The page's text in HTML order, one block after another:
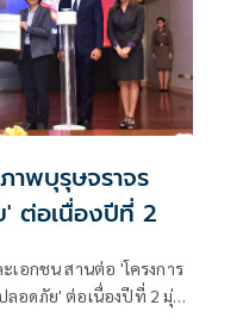
าพบุรุษจราจร
ประชาชนสัญจรปลอดภัย' ต่อเนื่องปีที่ 2
เอกชน สานต่อ 'โครงการ
องปีที่ 2 มุ่ง